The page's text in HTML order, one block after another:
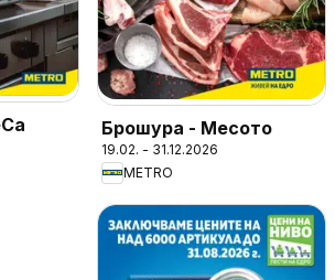
Брошура - Месото
19.02. - 31.12.2026
METRO